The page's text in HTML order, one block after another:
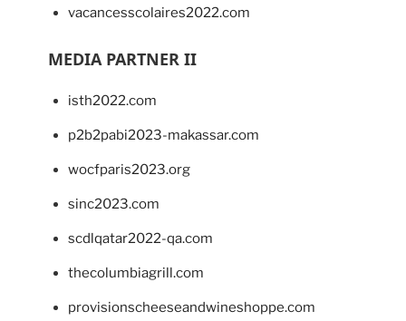
vacancesscolaires2022.com
MEDIA PARTNER II
isth2022.com
p2b2pabi2023-makassar.com
wocfparis2023.org
sinc2023.com
scdlqatar2022-qa.com
thecolumbiagrill.com
provisionscheeseandwineshoppe.com